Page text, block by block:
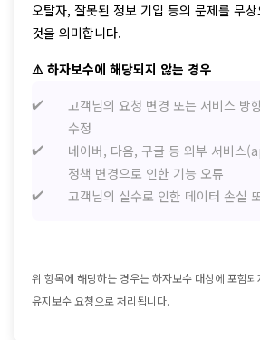
오탈자, 잘못된 정보 기입 등의 문제를 무
것을 의미합니다.
⚠️ 하자보수에 해당되지 않는 경우
고객님의 요청 변경 또는 서비스 방
수정
네이버, 다음, 구글 등 외부 서비스
정책 변경으로 인한 기능 오류
고객님의 실수로 인한 데이터 손실
위 항목에 해당하는 경우는 하자보수 대상에 포함
유지보수 요청으로 처리됩니다.